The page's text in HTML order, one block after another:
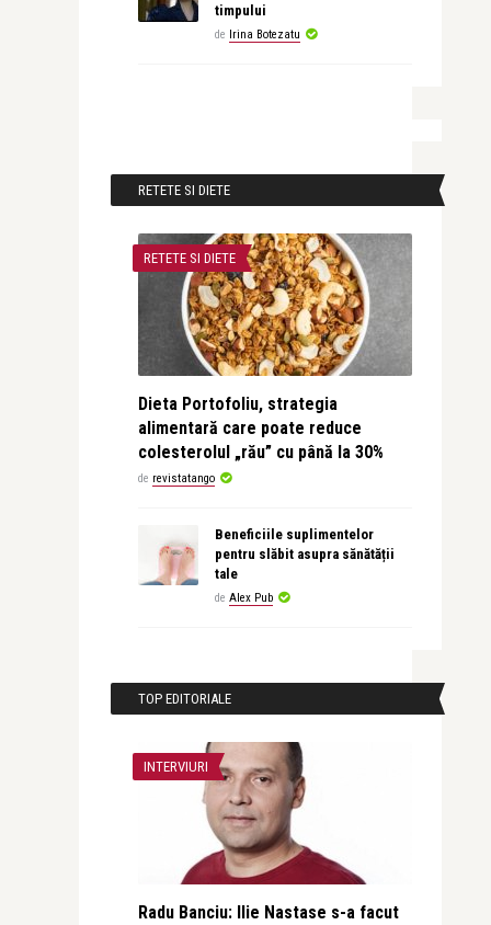
timpului
de Irina Botezatu
RETETE SI DIETE
RETETE SI DIETE
Dieta Portofoliu, strategia
alimentară care poate reduce
colesterolul „rău” cu până la 30%
de revistatango
Beneficiile suplimentelor
pentru slăbit asupra sănătății
tale
de Alex Pub
TOP EDITORIALE
INTERVIURI
Radu Banciu: Ilie Nastase s-a facut